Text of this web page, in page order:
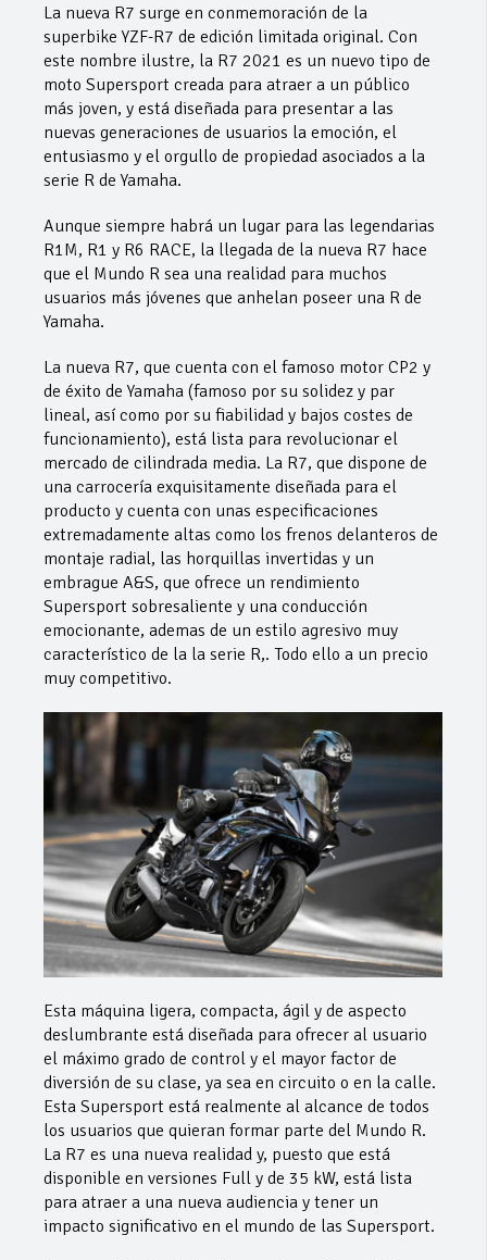
La nueva R7 surge en conmemoración de la
superbike YZF-R7 de edición limitada original. Con
este nombre ilustre, la R7 2021 es un nuevo tipo de
moto Supersport creada para atraer a un público
más joven, y está diseñada para presentar a las
nuevas generaciones de usuarios la emoción, el
entusiasmo y el orgullo de propiedad asociados a la
serie R de Yamaha.
Aunque siempre habrá un lugar para las legendarias
R1M, R1 y R6 RACE, la llegada de la nueva R7 hace
que el Mundo R sea una realidad para muchos
usuarios más jóvenes que anhelan poseer una R de
Yamaha.
La nueva R7, que cuenta con el famoso motor CP2 y
de éxito de Yamaha (famoso por su solidez y par
lineal, así como por su fiabilidad y bajos costes de
funcionamiento), está lista para revolucionar el
mercado de cilindrada media. La R7, que dispone de
una carrocería exquisitamente diseñada para el
producto y cuenta con unas especificaciones
extremadamente altas como los frenos delanteros de
montaje radial, las horquillas invertidas y un
embrague A&S, que ofrece un rendimiento
Supersport sobresaliente y una conducción
emocionante, ademas de un estilo agresivo muy
característico de la la serie R,. Todo ello a un precio
muy competitivo.
Esta máquina ligera, compacta, ágil y de aspecto
deslumbrante está diseñada para ofrecer al usuario
el máximo grado de control y el mayor factor de
diversión de su clase, ya sea en circuito o en la calle.
Esta Supersport está realmente al alcance de todos
los usuarios que quieran formar parte del Mundo R.
La R7 es una nueva realidad y, puesto que está
disponible en versiones Full y de 35 kW, está lista
para atraer a una nueva audiencia y tener un
impacto significativo en el mundo de las Supersport.